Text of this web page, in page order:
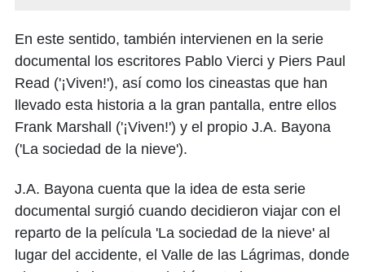
En este sentido, también intervienen en la serie
documental los escritores Pablo Vierci y Piers Paul
Read ('¡Viven!'), así como los cineastas que han
llevado esta historia a la gran pantalla, entre ellos
Frank Marshall ('¡Viven!') y el propio J.A. Bayona
('La sociedad de la nieve').
J.A. Bayona cuenta que la idea de esta serie
documental surgió cuando decidieron viajar con el
reparto de la película 'La sociedad de la nieve' al
lugar del accidente, el Valle de las Lágrimas, donde